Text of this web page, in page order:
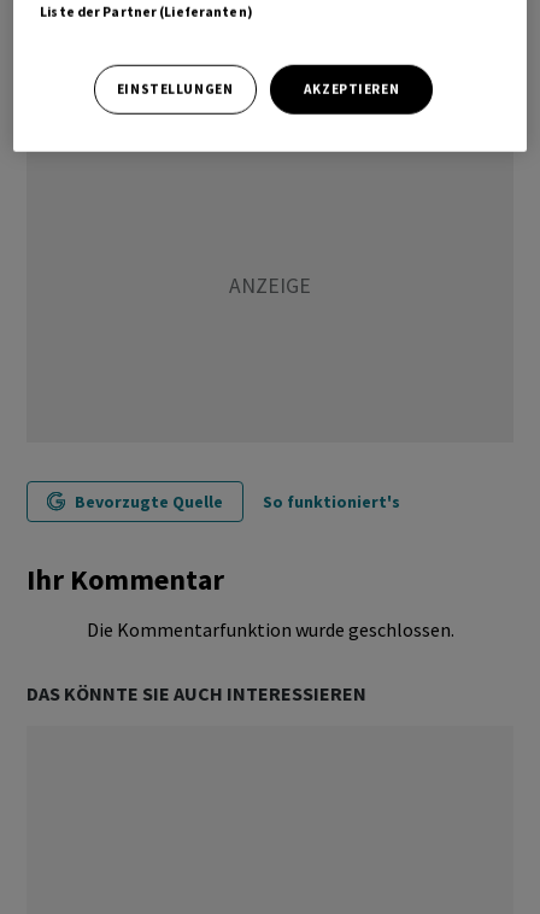
jg/ra
Bevorzugte Quelle So funktioniert's
Ihr Kommentar
Die Kommentarfunktion wurde geschlossen.
DAS KÖNNTE SIE AUCH INTERESSIEREN
Liste der Partner (Lieferanten)
EINSTELLUNGEN AKZEPTIEREN